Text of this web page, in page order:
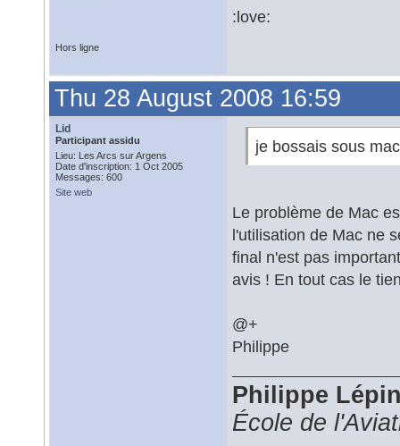
:love:
Hors ligne
Thu 28 August 2008 16:59
Lid
Participant assidu
Lieu: Les Arcs sur Argens
Date d'inscription: 1 Oct 2005
Messages: 600
Site web
je bossais sous
Le problème de Mac
l'utilisation de Mac ne
final n'est pas
avis ! En tout cas le
@+
Philippe
Philippe
École de